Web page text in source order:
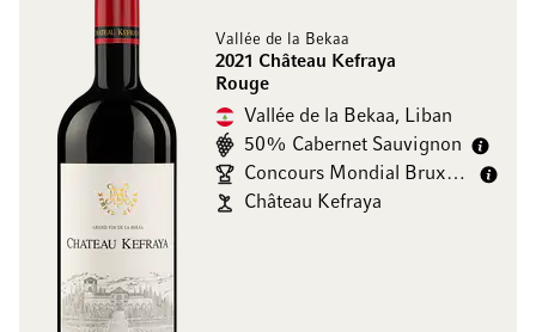
Vallée de la Bekaa
2021 Château Kefraya
Rouge
Vallée de la Bekaa, Liban
50% Cabernet Sauvignon
Concours Mondial Bruxelles Gold/
Château Kefraya